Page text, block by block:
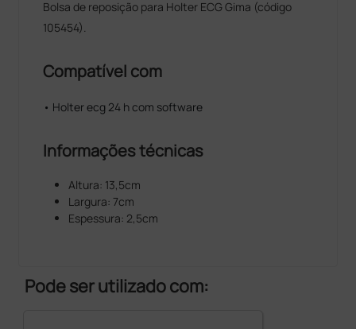
Bolsa de reposição para Holter ECG Gima (código
105454).
Compatível com
• Holter ecg 24 h com software
Informações técnicas
Altura: 13,5cm
Largura: 7cm
Espessura: 2,5cm
Pode ser utilizado com: